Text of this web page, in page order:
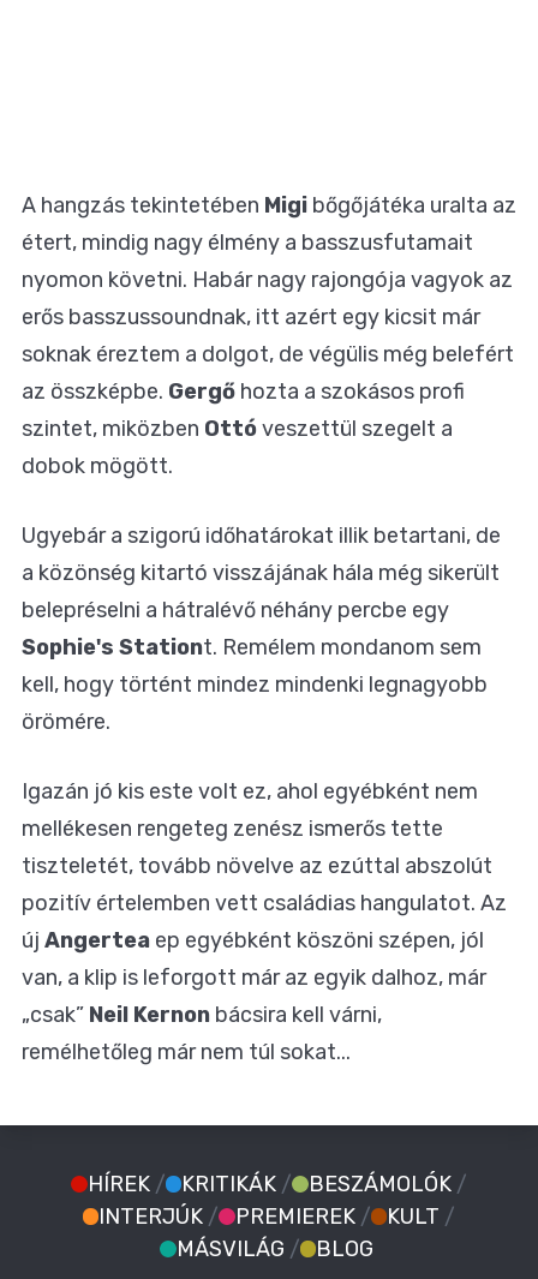
A hangzás tekintetében Migi bőgőjátéka uralta az
étert, mindig nagy élmény a basszusfutamait
nyomon követni. Habár nagy rajongója vagyok az
erős basszussoundnak, itt azért egy kicsit már
soknak éreztem a dolgot, de végülis még belefért
az összképbe. Gergő hozta a szokásos profi
szintet, miközben Ottóveszettül szegelt a
dobok mögött.
Ugyebár a szigorú időhatárokat illik betartani, de
a közönség kitartó visszájának hála még sikerült
belepréselni a hátralévő néhány percbe egy
Sophie's Stationt. Remélem mondanom sem
kell, hogy történt mindez mindenki legnagyobb
örömére.
Igazán jó kis este volt ez, ahol egyébként nem
mellékesen rengeteg zenész ismerős tette
tiszteletét, tovább növelve az ezúttal abszolút
pozitív értelemben vett családias hangulatot. Az
új Angertea ep egyébként köszöni szépen, jól
van, a klip is leforgott már az egyik dalhoz, már
„csak” Neil Kernon bácsira kell várni,
remélhetőleg már nem túl sokat...
HÍREK / KRITIKÁK / BESZÁMOLÓK /
INTERJÚK / PREMIEREK / KULT /
MÁSVILÁG / BLOG